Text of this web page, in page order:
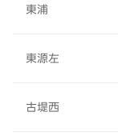
東浦
東源左
古堤西